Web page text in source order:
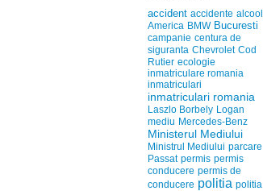
accident accidente alcool
America BMW Bucuresti
campanie centura de
siguranta Chevrolet Cod
Rutier ecologie
inmatriculare romania
inmatriculari
inmatriculari romania
Laszlo Borbely Logan
mediu Mercedes-Benz
Ministerul Mediului
Ministrul Mediului parcare
Passat permis permis
conducere permis de
conducere politia politia